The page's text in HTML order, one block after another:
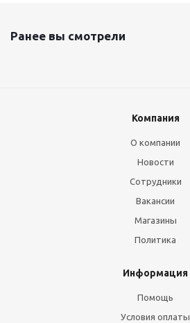
Ранее вы смотрели
Компания
О компании
Новости
Сотрудники
Вакансии
Магазины
Политика
Информация
Помощь
Условия оплаты